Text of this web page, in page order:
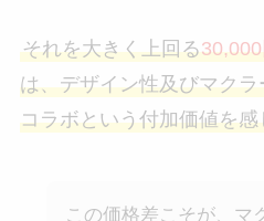
それを大きく上回る
は、デザイン性及びマク
コラボという付加価値を感
この価格差こそが、マ